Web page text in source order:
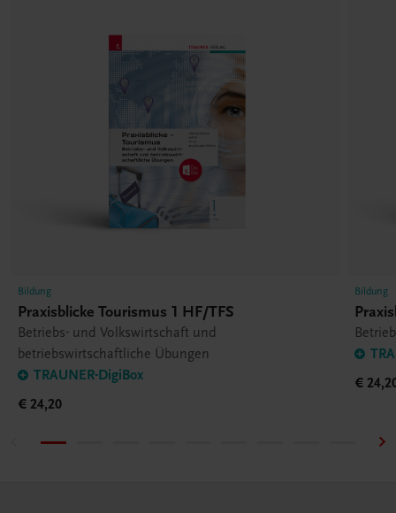
Bildung
Praxisblicke Tourismus 1 HF/TFS
Betriebs- und Volkswirtschaft und
betriebswirtschaftliche Übungen
TRAUNER-DigiBox
€ 24,20
Bildung
€